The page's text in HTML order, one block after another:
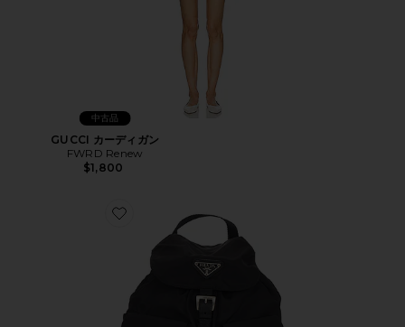
中古品
GUCCI カーディガン
FWRD Renew
$1,800
Favorite PRADA バックパック